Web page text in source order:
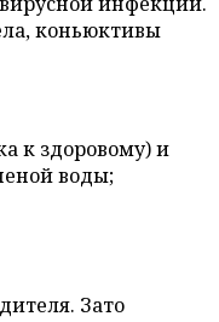
коньюктивы
к здоровому) и
воды;
Зато